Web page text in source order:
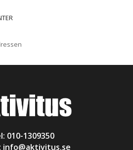
010-1309350
info@aktivitus.se